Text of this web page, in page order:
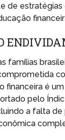
de
famílias
financeira é
pelo
a falta